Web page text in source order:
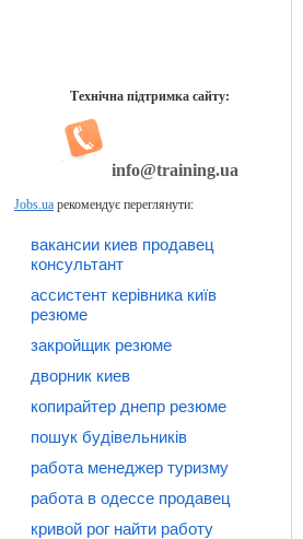
Технічна підтримка сайту:
info@training.ua
Jobs.ua рекомендує переглянути:
вакансии киев продавец
консультант
ассистент керівника київ
резюме
закройщик резюме
дворник киев
копирайтер днепр резюме
пошук будівельників
работа менеджер туризму
работа в одессе продавец
кривой рог найти работу